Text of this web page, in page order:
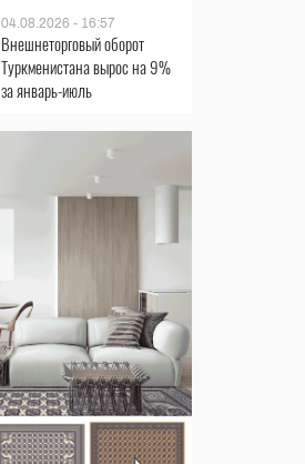
04.08.2026 - 16:57
Внешнеторговый оборот
Туркменистана вырос на 9%
за январь-июль